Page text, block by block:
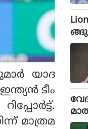
യാദ
ടീം
മാത്രമ